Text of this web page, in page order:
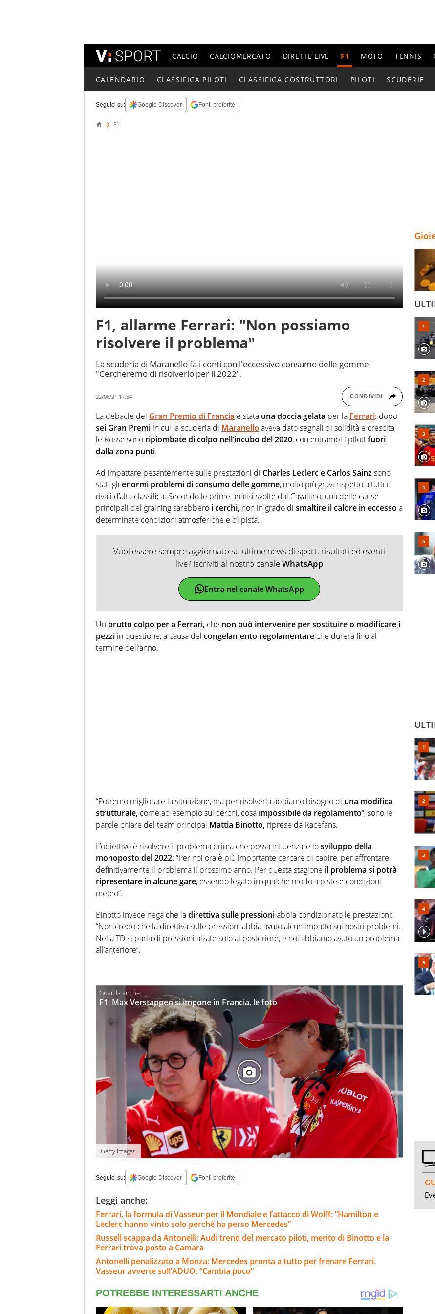
CALCIO CALCIOMERCATO DIRETTE LIVE F1 MOTO TENNIS
CALENDARIO CLASSIFICA PILOTI CLASSIFICA COSTRUTTORI PILOTI SCUDERIE
Seguici su: Google Discover Fonti preferite
F1
F1, allarme Ferrari: "Non possiamo
risolvere il problema"
La scuderia di Maranello fa i conti con l'eccessivo consumo delle gomme:
"Cercheremo di risolverlo per il 2022".
22/06/21 17:54 CONDIVIDI
La debacle del Gran Premio di Francia è stata una doccia gelata per la Ferrari: dopo
sei Gran Premi in cui la scuderia di Maranello aveva dato segnali di solidità e crescita,
le Rosse sono ripiombate di colpo nell’incubo del 2020, con entrambi i piloti fuori
dalla zona punti.
Ad impattare pesantemente sulle prestazioni di Charles Leclerc e Carlos Sainzsono
stati gli enormi problemi di consumo delle gomme, molto più gravi rispetto a tutti i
rivali d’alta classifica. Secondo le prime analisi svolte dal Cavallino, una delle cause
principali del graining sarebbero i cerchi, non in grado di smaltire il calore in eccesso a
determinate condizioni atmosferiche e di pista.
Vuoi essere sempre aggiornato su ultime news di sport, risultati ed eventi
live? Iscriviti al nostro canaleWhatsApp
Entra nel canale WhatsApp
Un brutto colpo per a Ferrari, che non può intervenire per sostituire o modificare i
pezzi in questione, a causa del congelamento regolamentare che durerà fino al
termine dell’anno.
“Potremo migliorare la situazione, ma per risolverla abbiamo bisogno di una modifica
strutturale, come ad esempio sui cerchi, cosa impossibile da regolamento“, sono le
parole chiare del team principal Mattia Binotto, riprese da Racefans.
L’obiettivo è risolvere il problema prima che possa influenzare losviluppo della
monoposto del 2022: “Per noi ora è più importante cercare di capire, per affrontare
definitivamente il problema il prossimo anno. Per questa stagione il problema si potrà
ripresentare in alcune gare, essendo legato in qualche modo a piste e condizioni
meteo”.
Binotto invece nega che ladirettiva sulle pressioniabbia condizionato le prestazioni:
“Non credo che la direttiva sulle pressioni abbia avuto alcun impatto sui nostri problemi.
Nella TD si parla di pressioni alzate solo al posteriore, e noi abbiamo avuto un problema
all’anteriore”.
F1: Max Verstappen si impone in Francia, le foto
Getty Images
Seguici su: Google Discover Fonti preferite
Leggi anche:
Ferrari, la formula di Vasseur per il Mondiale e l’attacco di Wolff: “Hamilton e
Leclerc hanno vinto solo perché ha perso Mercedes”
Russell scappa da Antonelli: Audi trend del mercato piloti, merito di Binotto e la
Ferrari trova posto a Camara
Antonelli penalizzato a Monza: Mercedes pronta a tutto per frenare Ferrari.
Vasseur avverte sull’ADUO: “Cambia poco”